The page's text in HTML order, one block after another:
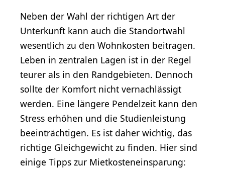
Neben der Wahl der richtigen Art der
Unterkunft kann auch die Standortwahl
wesentlich zu den Wohnkosten beitragen.
Leben in zentralen Lagen ist in der Regel
teurer als in den Randgebieten. Dennoch
sollte der Komfort nicht vernachlässigt
werden. Eine längere Pendelzeit kann den
Stress erhöhen und die Studienleistung
beeinträchtigen. Es ist daher wichtig, das
richtige Gleichgewicht zu finden. Hier sind
einige Tipps zur Mietkosteneinsparung: